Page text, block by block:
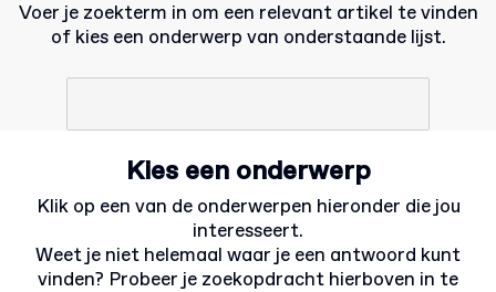
Voer je zoekterm in om een relevant artikel te vinden
of kies een onderwerp van onderstaande lijst.
Kies een onderwerp
Klik op een van de onderwerpen hieronder die jou
interesseert.
Weet je niet helemaal waar je een antwoord kunt
vinden? Probeer je zoekopdracht hierboven in te